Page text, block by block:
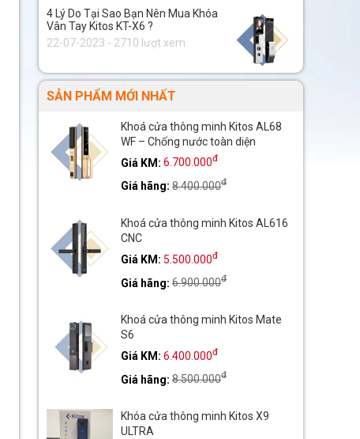
4 Lý Do Tại Sao Bạn Nên Mua Khóa
Vân Tay Kitos KT-X6 ?
22-07-2023 - 2710 lượt xem
SẢN PHẨM MỚI NHẤT
Khoá cửa thông minh Kitos AL68
WF – Chống nước toàn diện
Giá KM:6.700.000đ
Giá hãng:8.400.000đ
Khoá cửa thông minh Kitos AL616
CNC
Giá KM:5.500.000đ
Giá hãng:6.900.000đ
Khoá cửa thông minh Kitos Mate
S6
Giá KM:6.400.000đ
Giá hãng:8.500.000đ
Khóa cửa thông minh Kitos X9
ULTRA